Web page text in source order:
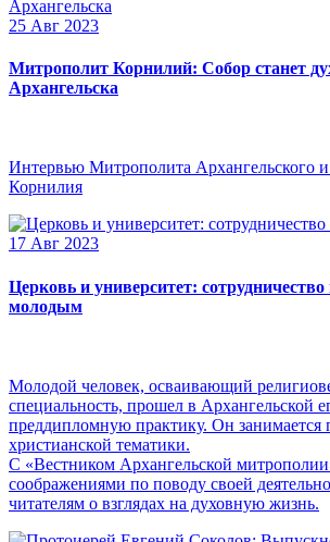
25 Авг 2023
Митрополит Корнилий: Собор станет
Архангельска
Интервью Митрополита Архангельского
Корнилия
17 Авг 2023
Церковь и университет: сотрудничество
молодым
Молодой человек, осваивающий
специальность, прошел в Архангельской
преддипломную практику. Он занимается
христианской тематики.
С «Вестником Архангельской
соображениями по поводу своей
читателям о взглядах на духовную жизнь.